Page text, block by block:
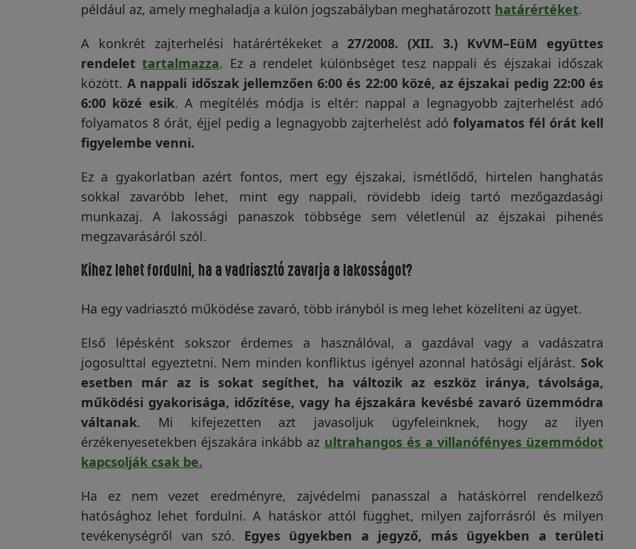
például az, amely meghaladja a külön jogszabályban meghatározott határértéket.
A konkrét zajterhelési határértékeket a27/2008. (XII. 3.) KvVM–EüM együttes
rendelet tartalmazza. Ez a rendelet különbséget tesz nappali és éjszakai időszak
között.A nappali időszak jellemzően 6:00 és 22:00 közé, az éjszakai pedig 22:00 és
6:00 közé esik. A megítélés módja is eltér: nappal a legnagyobb zajterhelést adó
folyamatos 8 órát, éjjel pedig a legnagyobb zajterhelést adó folyamatos fél órát kell
figyelembe venni.
Ez a gyakorlatban azért fontos, mert egy éjszakai, ismétlődő, hirtelen hanghatás
sokkal zavaróbb lehet, mint egy nappali, rövidebb ideig tartó mezőgazdasági
munkazaj. A lakossági panaszok többsége sem véletlenül az éjszakai pihenés
megzavarásáról szól.
Kihez lehet fordulni, ha a vadriasztó zavarja a lakosságot?
Ha egy vadriasztó működése zavaró, több irányból is meg lehet közelíteni az ügyet.
Első lépésként sokszor érdemes a használóval, a gazdával vagy a vadászatra
jogosulttal egyeztetni. Nem minden konfliktus igényel azonnal hatósági eljárást. Sok
esetben már az is sokat segíthet, ha változik az eszköz iránya, távolsága,
működési gyakorisága, időzítése, vagy ha éjszakára kevésbé zavaró üzemmódra
váltanak. Mi kifejezetten azt javasoljuk ügyfeleinknek, hogy az ilyen
érzékenyesetekben éjszakára inkább az ultrahangos és a villanófényes üzemmódot
kapcsolják csak be.
Ha ez nem vezet eredményre, zajvédelmi panasszal a hatáskörrel rendelkező
hatósághoz lehet fordulni. A hatáskör attól függhet, milyen zajforrásról és milyen
tevékenységről van szó. Egyes ügyekben a jegyző, más ügyekben a területi